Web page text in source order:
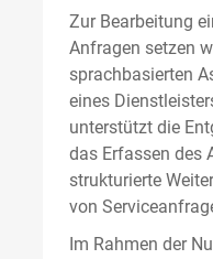
Zur Bearbeitung
Anfragen setzen
sprachbasierten
eines
unterstützt die
das Erfassen des
strukturierte
von
Im Rahmen der